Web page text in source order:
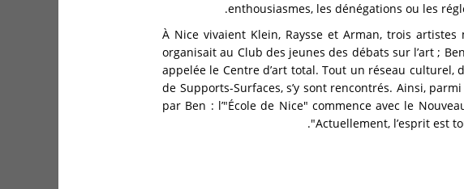
enthousiasmes, les dénégations ou les
À Nice vivaient Klein, Raysse et Arman, trois artistes
organisait au Club des jeunes des débats sur l’art ;
appelée le Centre d’art total. Tout un réseau culturel,
de Supports-Surfaces, s’y sont rencontrés. Ainsi,
par Ben : l’"École de Nice" commence avec le
Actuellement, l’esprit est